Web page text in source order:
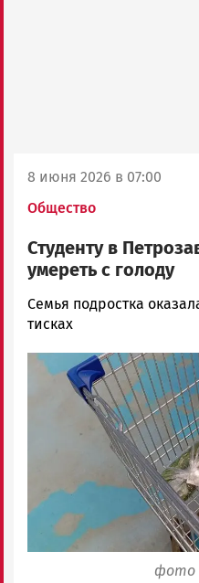
8 июня 2026 в 07:00
Общество
Студенту в
умереть с голоду
Ольга
Гаврилова
Петрозаводска
Карелии
Петрозаводск
Семья подростка
тисках
Image
фото